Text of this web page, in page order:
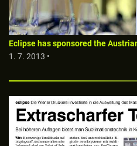
Eclipse has sponsored the
1. 7. 2013 •